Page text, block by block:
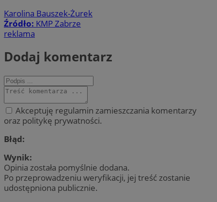
Karolina Bauszek-Żurek
Źródło: KMP Zabrze
reklama
Dodaj komentarz
Akceptuję regulamin zamieszczania komentarzy
oraz politykę prywatności.
Błąd:
Wynik:
Opinia została pomyślnie dodana.
Po przeprowadzeniu weryfikacji, jej treść zostanie
udostępniona publicznie.